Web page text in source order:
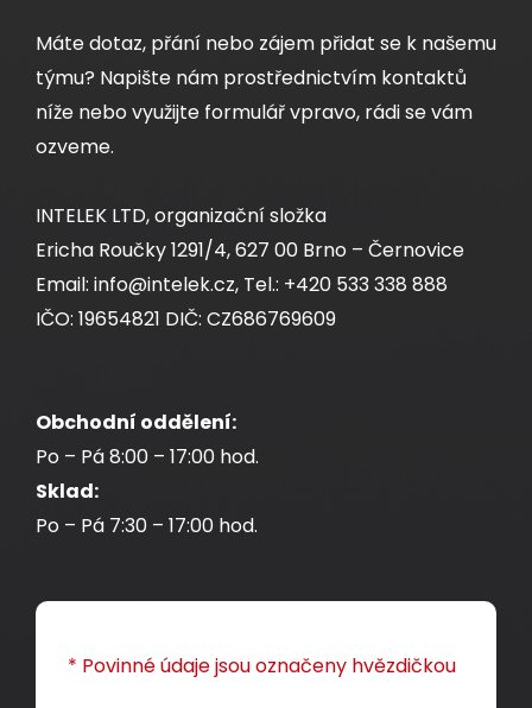
Máte dotaz, přání nebo zájem přidat se k našemu
týmu? Napište nám prostřednictvím kontaktů
níže nebo využijte formulář vpravo, rádi se vám
ozveme.
INTELEK LTD, organizační složka
Ericha Roučky 1291/4, 627 00 Brno – Černovice
Email: info@intelek.cz, Tel.: +420 533 338 888
IČO: 19654821 DIČ: CZ686769609
Obchodní oddělení:
Po – Pá 8:00 – 17:00 hod.
Sklad:
Po – Pá 7:30 – 17:00 hod.
* Povinné údaje jsou označeny hvězdičkou